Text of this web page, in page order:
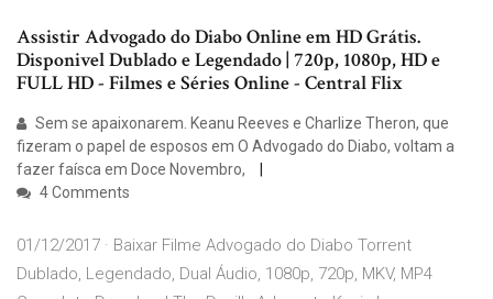
Assistir Advogado do Diabo Online em HD Grátis.
Disponivel Dublado e Legendado | 720p, 1080p, HD e
FULL HD - Filmes e Séries Online - Central Flix
Sem se apaixonarem. Keanu Reeves e Charlize Theron, que
fizeram o papel de esposos em O Advogado do Diabo, voltam a
fazer faísca em Doce Novembro,
4 Comments
01/12/2017 · Baixar Filme Advogado do Diabo Torrent
Dublado, Legendado, Dual Áudio, 1080p, 720p, MKV, MP4